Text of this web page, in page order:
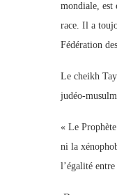
mondiale, est
race. Il a
Fédération
Le cheikh
judéo-
« Le
ni la
l’égalité